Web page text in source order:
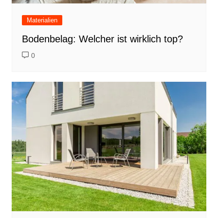
Materialien
Bodenbelag: Welcher ist wirklich top?
0